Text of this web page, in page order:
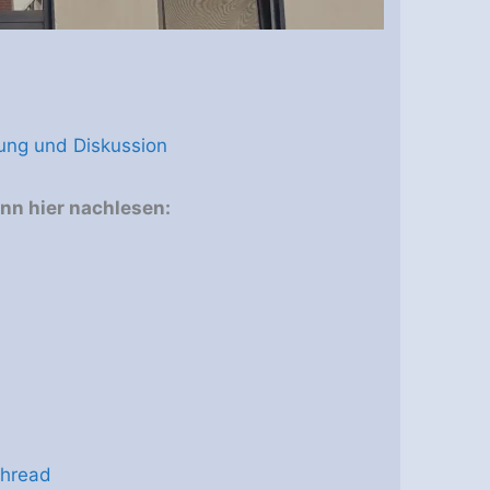
und Diskussion
hier nachlesen: